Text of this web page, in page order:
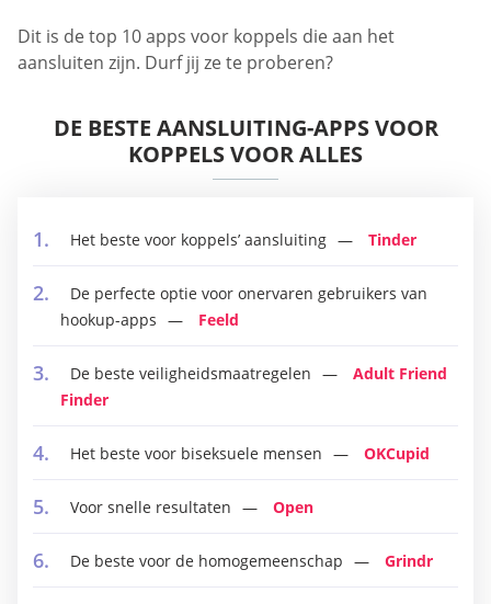
Dit is de top 10 apps voor koppels die aan het
aansluiten zijn. Durf jij ze te proberen?
DE BESTE AANSLUITING-APPS VOOR
KOPPELS VOOR ALLES
Het beste voor koppels’ aansluiting Tinder
De perfecte optie voor onervaren gebruikers van
hookup-apps
Feeld
De beste veiligheidsmaatregelen
Adult Friend
Finder
Het beste voor biseksuele mensen OKCupid
Voor snelle resultaten Open
De beste voor de homogemeenschap Grindr